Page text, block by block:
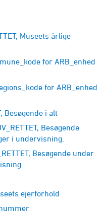
Museets årlige
for ARB_enhed
for ARB_enhed
Besøgende i alt
Besøgende
i undervisning.
Besøgende under
ejerforhold